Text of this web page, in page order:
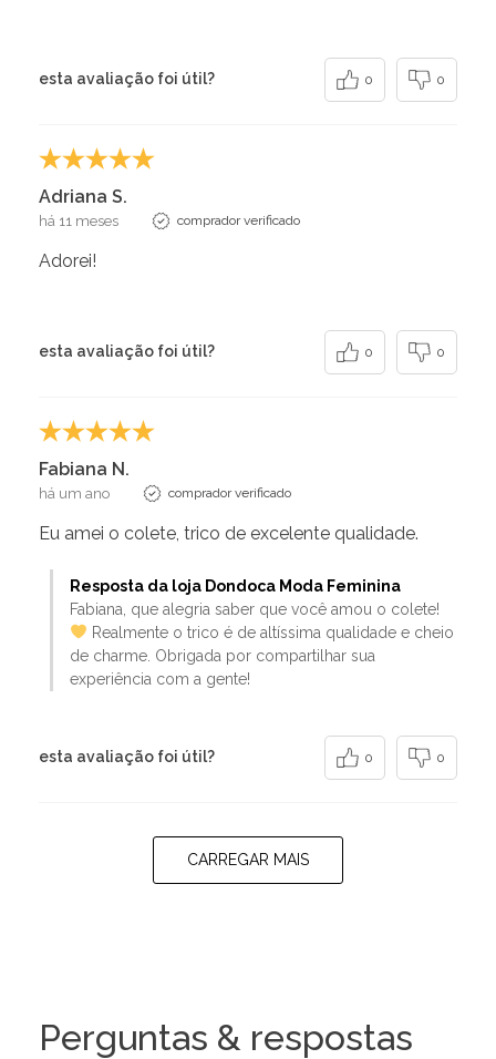
esta avaliação foi útil? 0 0
Adriana S.
há 11 meses comprador verificado
Adorei!
esta avaliação foi útil? 0 0
Fabiana N.
há um ano comprador verificado
Eu amei o colete, trico de excelente qualidade.
Resposta da loja Dondoca Moda Feminina
Fabiana, que alegria saber que você amou o colete!
Realmente o trico é de altíssima qualidade e cheio
de charme. Obrigada por compartilhar sua
experiência com a gente!
esta avaliação foi útil? 0 0
CARREGAR MAIS
Perguntas & respostas